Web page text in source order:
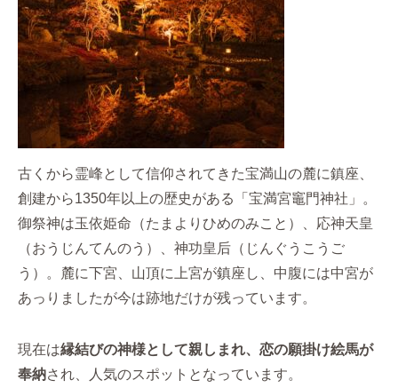
古くから霊峰として信仰されてきた宝満山の麓に鎮座、
創建から1350年以上の歴史がある「宝満宮竈門神社」。
御祭神は玉依姫命（たまよりひめのみこと）、応神天皇
（おうじんてんのう）、神功皇后（じんぐうこうご
う）。麓に下宮、山頂に上宮が鎮座し、中腹には中宮が
あっりましたが今は跡地だけが残っています。
現在は縁結びの神様として親しまれ、恋の願掛け絵馬が
奉納され、人気のスポットとなっています。